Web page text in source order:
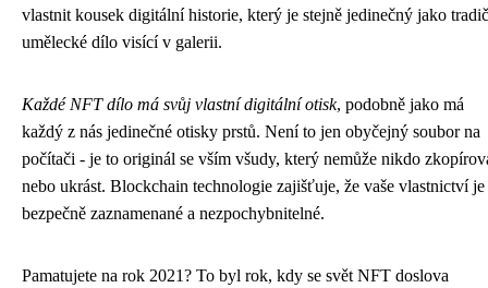
vlastnit kousek digitální historie, který je stejně jedinečný jako
umělecké dílo visící v galerii.
Každé NFT dílo má svůj vlastní digitální otisk, podobně jako má
každý z nás jedinečné otisky prstů. Není to jen obyčejný soubor na
počítači - je to originál se vším všudy, který nemůže nikdo
nebo ukrást. Blockchain technologie zajišťuje, že vaše vlastnictví je
bezpečně zaznamenané a nezpochybnitelné.
Pamatujete na rok 2021? To byl rok, kdy se svět NFT doslova